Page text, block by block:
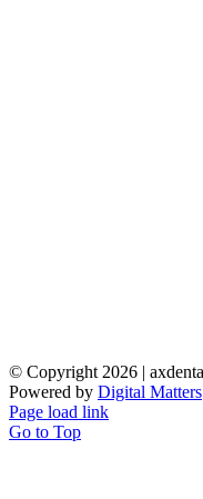
© Copyright 2026 |
Powered by Digital Matters
Page load link
Go to Top